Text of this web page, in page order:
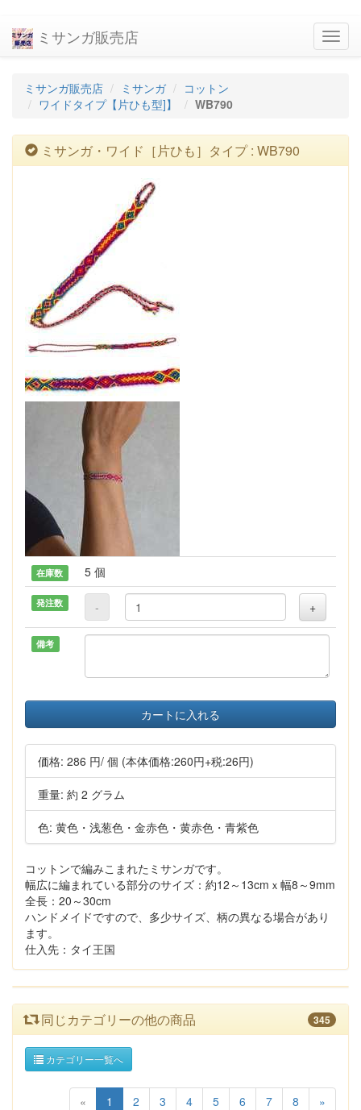
ミサンガ販売店
ミサンガ販売店 ミサンガ
コットン
ワイドタイプ【片ひも型]】
WB790
ミサンガ・ワイド［片ひも］タイプ : WB790
在庫数 5 個
発注数 - +
備考
カートに入れる
価格: 286 円/ 個 (本体価格:260円+税:26円)
重量: 約 2 グラム
色: 黄色・浅葱色・金赤色・黄赤色・青紫色
コットンで編みこまれたミサンガです。
幅広に編まれている部分のサイズ：約12～13cmｘ幅8～9mm
全長：20～30cm
ハンドメイドですので、多少サイズ、柄の異なる場合があり
ます。
仕入先：タイ王国
同じカテゴリーの他の商品 345
カテゴリー一覧へ
« 1 2 3 4 5 6 7 8 »